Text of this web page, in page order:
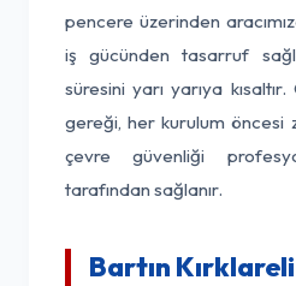
pencere üzerinden
iş gücünden tasarruf
süresini yarı yarıya
gereği, her kurulum öncesi
çevre güvenliği
tarafından sağlanır.
Bartın